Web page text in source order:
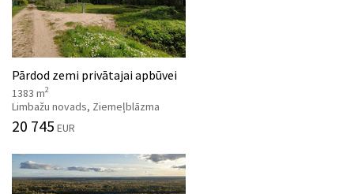
Pārdod zemi privātajai apbūvei
1383 m2
Limbažu novads, Ziemeļblāzma
20 745 EUR